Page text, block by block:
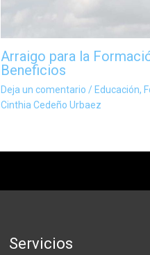
Arraigo para la
Beneficios
Deja un comentario / Educación,
Cinthia Cedeño Urbaez
Servicios